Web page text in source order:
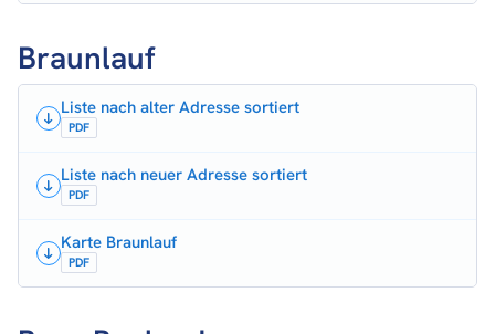
Braunlauf
Liste nach alter Adresse sortiert
PDF
Liste nach neuer Adresse sortiert
PDF
Karte Braunlauf
PDF